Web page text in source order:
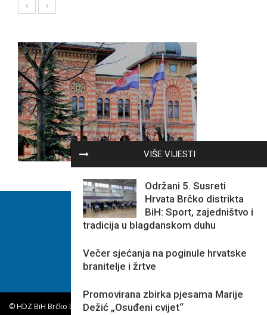
VIŠE VIJESTI
Održani 5. Susreti
Hrvata Brčko distrikta
BiH: Sport, zajedništvo i
tradicija u blagdanskom duhu
Večer sjećanja na poginule hrvatske
branitelje i žrtve
Promovirana zbirka pjesama Marije
Dežić „Osuđeni cvijet“
© HDZ BiH Brčko Distrikta BiH. |Sva Prava Pridržana.